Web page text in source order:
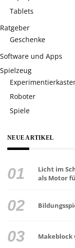
Tablets
Ratgeber
Geschenke
Software und Apps
Spielzeug
Roboter
Spiele
NEUE ARTIKEL
Licht im
als Motor
Makeblock